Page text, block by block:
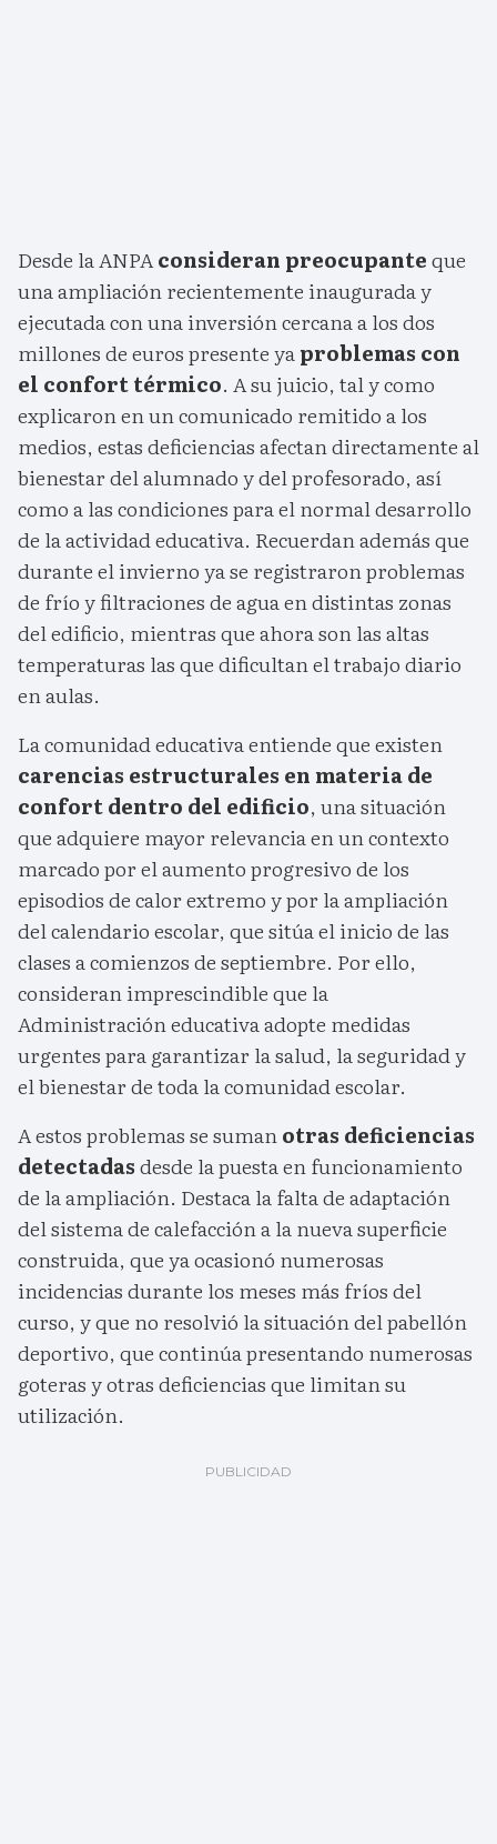
Desde la ANPAconsideran preocupanteque
una ampliación recientemente inaugurada y
ejecutada con una inversión cercana a los dos
millones de euros presente yaproblemas con
el confort térmico. A su juicio, tal y como
explicaron en un comunicado remitido a los
medios, estas deficiencias afectan directamente al
bienestar del alumnado y del profesorado, así
como a las condiciones para el normal desarrollo
de la actividad educativa. Recuerdan además que
durante el invierno ya se registraron problemas
de frío y filtraciones de agua en distintas zonas
del edificio, mientras que ahora son las altas
temperaturas las que dificultan el trabajo diario
en aulas.
La comunidad educativa entiende que existen
carencias estructurales en materia de
confort dentro del edificio, una situación
que adquiere mayor relevancia en un contexto
marcado por el aumento progresivo de los
episodios de calor extremo y por la ampliación
del calendario escolar, que sitúa el inicio de las
clases a comienzos de septiembre. Por ello,
consideran imprescindible que la
Administración educativa adopte medidas
urgentes para garantizar la salud, la seguridad y
el bienestar de toda la comunidad escolar.
A estos problemas se sumanotras deficiencias
detectadasdesde la puesta en funcionamiento
de la ampliación. Destaca la falta de adaptación
del sistema de calefacción a la nueva superficie
construida, que ya ocasionó numerosas
incidencias durante los meses más fríos del
curso, y que no resolvió la situación del pabellón
deportivo, que continúa presentando numerosas
goteras y otras deficiencias que limitan su
utilización.